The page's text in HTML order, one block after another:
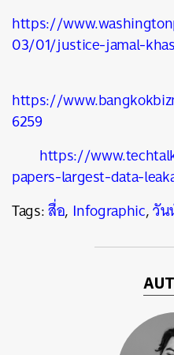
https://
03/01/justice-jamal-
https://
6259
https://
papers-largest-data-
Tags:สื่อ, Infographic,วัน